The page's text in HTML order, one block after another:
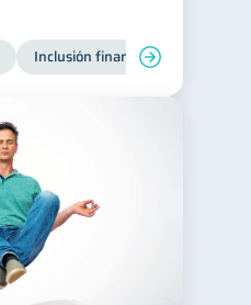
Inclusión financiera